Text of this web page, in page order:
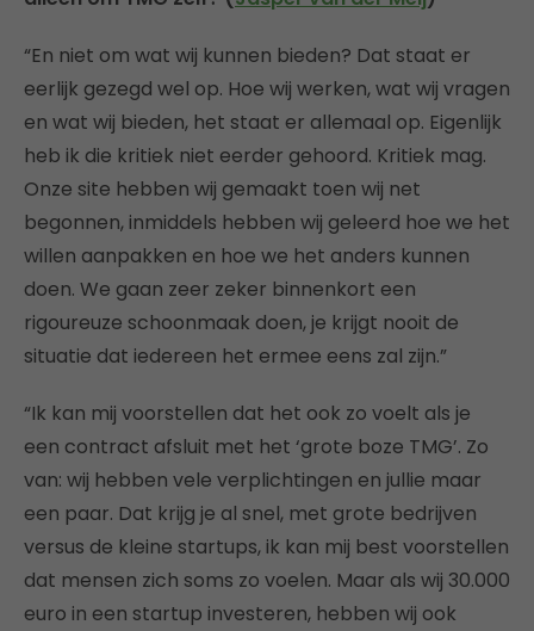
“En niet om wat wij kunnen bieden? Dat staat er
eerlijk gezegd wel op. Hoe wij werken, wat wij vragen
en wat wij bieden, het staat er allemaal op. Eigenlijk
heb ik die kritiek niet eerder gehoord. Kritiek mag.
Onze site hebben wij gemaakt toen wij net
begonnen, inmiddels hebben wij geleerd hoe we het
willen aanpakken en hoe we het anders kunnen
doen. We gaan zeer zeker binnenkort een
rigoureuze schoonmaak doen, je krijgt nooit de
situatie dat iedereen het ermee eens zal zijn.”
“Ik kan mij voorstellen dat het ook zo voelt als je
een contract afsluit met het ‘grote boze TMG’. Zo
van: wij hebben vele verplichtingen en jullie maar
een paar. Dat krijg je al snel, met grote bedrijven
versus de kleine startups, ik kan mij best voorstellen
dat mensen zich soms zo voelen. Maar als wij 30.000
euro in een startup investeren, hebben wij ook